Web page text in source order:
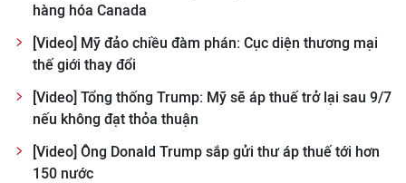
hàng hóa Canada
[Video] Mỹ đảo chiều đàm phán: Cục diện thương mại
thế giới thay đổi
[Video] Tổng thống Trump: Mỹ sẽ áp thuế trở lại sau 9/7
nếu không đạt thỏa thuận
[Video] Ông Donald Trump sắp gửi thư áp thuế tới hơn
150 nước